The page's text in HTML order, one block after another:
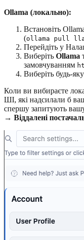
Ollama (локально):
Встановіть
(ollama pull
Перейдіть у
Виберіть Ollama
замовчуванням
Виберіть будь-
Коли ви вибираєте
ШІ, які надсилали б
спершу запитують
→ Віддалені